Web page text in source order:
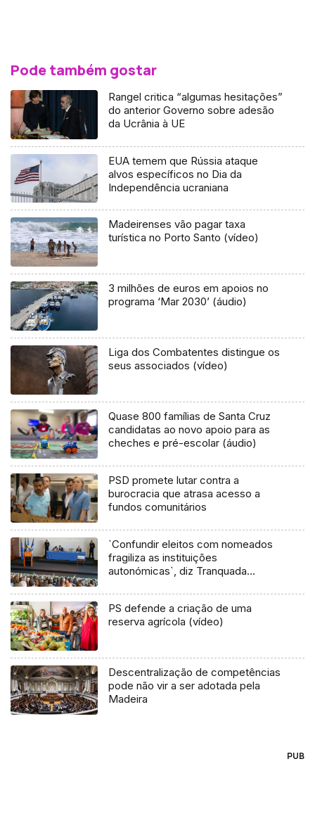
Pode também gostar
Rangel critica “algumas hesitações”
do anterior Governo sobre adesão
da Ucrânia à UE
EUA temem que Rússia ataque
alvos específicos no Dia da
Independência ucraniana
Madeirenses vão pagar taxa
turística no Porto Santo (vídeo)
3 milhões de euros em apoios no
programa ‘Mar 2030’ (áudio)
Liga dos Combatentes distingue os
seus associados (vídeo)
Quase 800 famílias de Santa Cruz
candidatas ao novo apoio para as
cheches e pré-escolar (áudio)
PSD promete lutar contra a
burocracia que atrasa acesso a
fundos comunitários
`Confundir eleitos com nomeados
fragiliza as instituições
autonómicas`, diz Tranquada
PS defende a criação de uma
reserva agrícola (vídeo)
Descentralização de competências
pode não vir a ser adotada pela
Madeira
PUB